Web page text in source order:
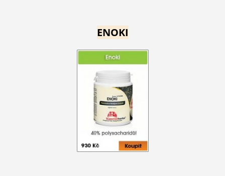
ENOKI